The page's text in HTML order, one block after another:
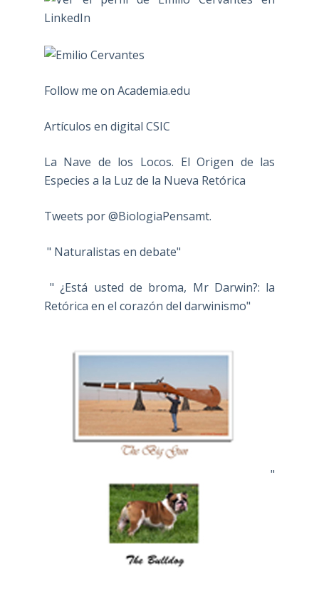
Follow me on Academia.edu
Artículos en digital CSIC
La Nave de los Locos. El Origen de las
Especies a la Luz de la Nueva Retórica
Tweets por @BiologiaPensamt.
" Naturalistas en debate"
" ¿Está usted de broma, Mr Darwin?: la
Retórica en el corazón del darwinismo"
"